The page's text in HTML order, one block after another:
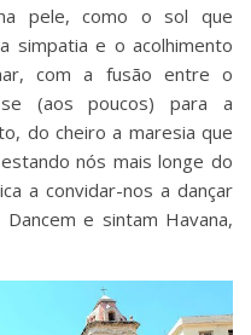
pele, como o sol que
simpatia e o acolhimento
com a fusão entre o
(aos poucos) para a
do cheiro a maresia que
nós mais longe do
a convidar-nos a dançar
e sintam Havana,